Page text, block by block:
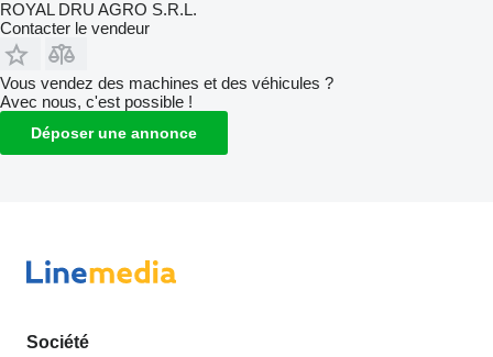
ROYAL DRU AGRO S.R.L.
Contacter le vendeur
Vous vendez des machines et des véhicules ?
Avec nous, c'est possible !
Déposer une annonce
Société